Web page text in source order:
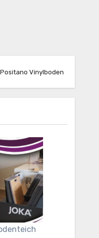
Vinylboden